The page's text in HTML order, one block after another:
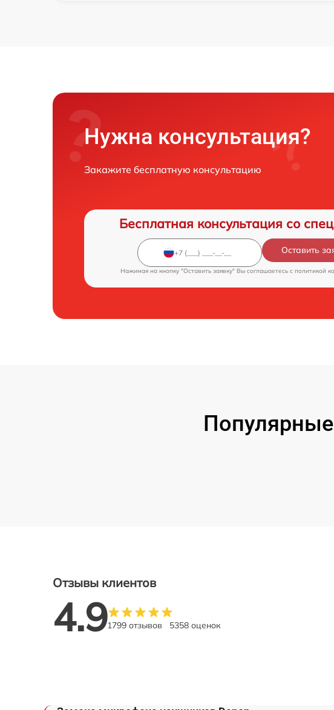
Нужна консультация?
Закажите бесплатную консультацию
Бесплатная консультация со
Оставить
Нажимая на кнопку "Оставить заявку" Вы соглашаетесь c политикой
Отзывы клиентов
4.91799 отзывов 5358 оценок